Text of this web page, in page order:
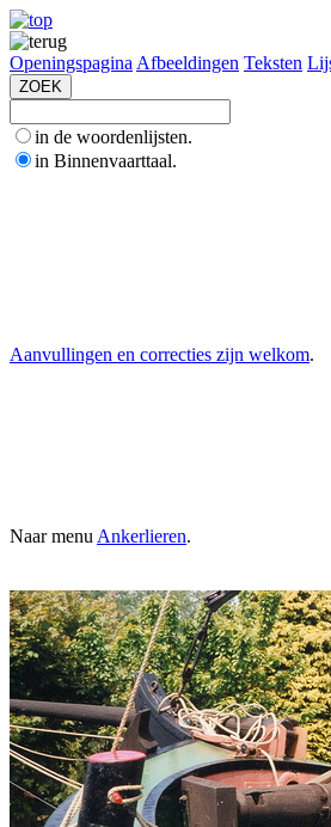
Openingspagina Afbeeldingen Teksten
in de woordenlijsten.
in Binnenvaarttaal.
Aanvullingen en correcties zijn welkom.
Naar menu Ankerlieren.